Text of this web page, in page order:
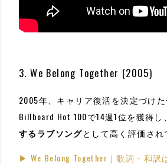
3. We Belong Together (2005)
2005年、キャリア復活を決定づけた
Billboard Hot 100で14週1位を獲得し
するラブソングとして高く評価され
▶ We Belong Together｜歌詞・和訳